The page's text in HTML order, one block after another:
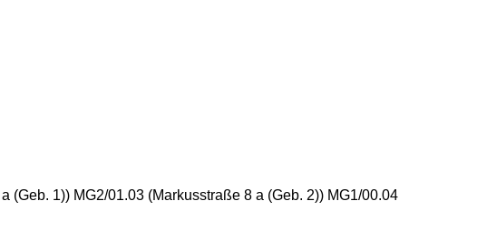
(Geb. 1)) MG2/01.03 (Markusstraße 8 a (Geb. 2)) MG1/00.04